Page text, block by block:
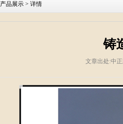
产品展示 > 详情
铸
文章出处:中